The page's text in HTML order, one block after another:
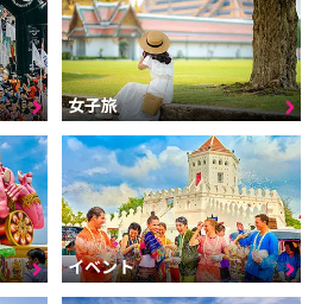
女子旅
イベント